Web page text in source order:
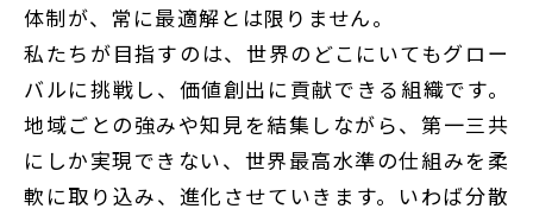
体制が、常に最適解とは限りません。
私たちが目指すのは、世界のどこにいてもグロー
バルに挑戦し、価値創出に貢献できる組織です。
地域ごとの強みや知見を結集しながら、第一三共
にしか実現できない、世界最高水準の仕組みを柔
軟に取り込み、進化させていきます。いわば分散